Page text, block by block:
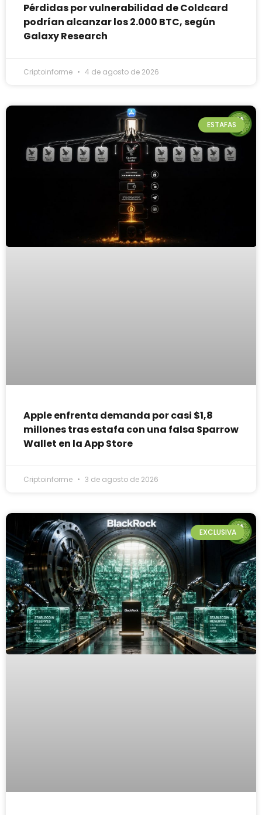
Pérdidas por vulnerabilidad de Coldcard
podrían alcanzar los 2.000 BTC, según
Galaxy Research
Criptoinforme 4 de agosto de 2026
ESTAFAS
Apple enfrenta demanda por casi $1,8
millones tras estafa con una falsa Sparrow
Wallet en la App Store
Criptoinforme 3 de agosto de 2026
EXCLUSIVA